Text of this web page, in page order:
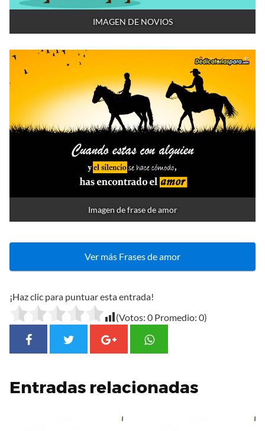
IMAGEN DE NOVIOS
Imagen de frase de amor
Ver más Frases de amor
¡Haz clic para puntuar esta entrada!
(Votos: 0 Promedio: 0)
Entradas relacionadas